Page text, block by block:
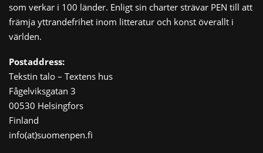
som verkar i 100 länder. Enligt sin charter strävar PEN till att
främja yttrandefrihet inom litteratur och konst överallt i
världen.
Postaddress:
Tekstin talo – Textens hus
Fågelviksgatan 3
00530 Helsingfors
Finland
info(at)suomenpen.fi